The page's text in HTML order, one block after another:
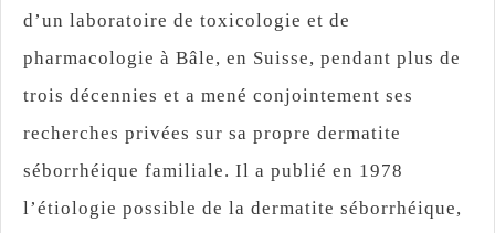
d’un laboratoire de toxicologie et de
pharmacologie à Bâle, en Suisse, pendant plus de
trois décennies et a mené conjointement ses
recherches privées sur sa propre dermatite
séborrhéique familiale. Il a publié en 1978
l’étiologie possible de la dermatite séborrhéique,